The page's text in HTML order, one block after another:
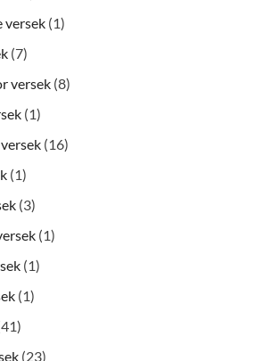
versek (1)
(7)
versek (8)
(1)
(16)
(1)
(3)
(1)
(1)
(1)
(23)